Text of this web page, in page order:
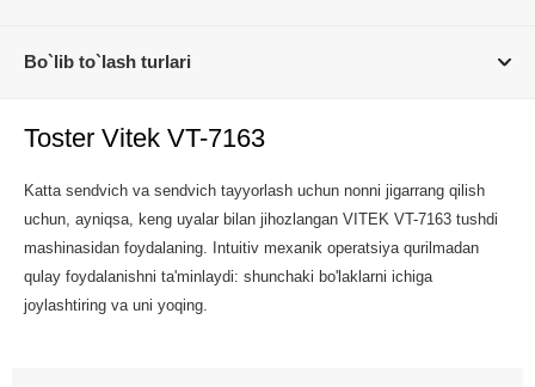
Bo`lib to`lash turlari
Toster Vitek VT-7163
Katta sendvich va sendvich tayyorlash uchun nonni jigarrang qilish
uchun, ayniqsa, keng uyalar bilan jihozlangan VITEK VT-7163 tushdi
mashinasidan foydalaning. Intuitiv mexanik operatsiya qurilmadan
qulay foydalanishni ta'minlaydi: shunchaki bo'laklarni ichiga
joylashtiring va uni yoqing.